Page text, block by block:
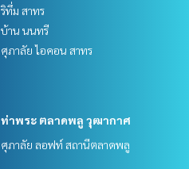
ริทึ่ม สาทร
บ้าน นนทรี
ศุภาลัย ไอคอน สาทร
ท่าพระ ตลาดพลู วุฒากาศ
ศุภาลัย ลอฟท์ สถานีตลาดพลู